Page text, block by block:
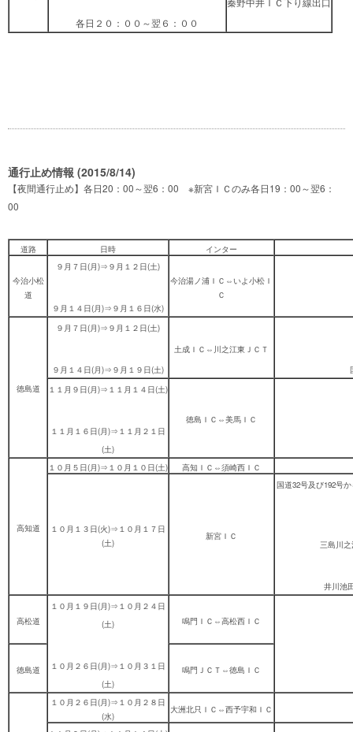
各日２０：００～翌６：００
通行止め情報 (2015/8/14)
【夜間通行止め】各日20：00～翌6：00 ※新宮ＩＣのみ各日19：00～翌6：
00
道路 日時 インター
今治小松
道
９月７日(月)⇒９月１２日(土)
９月１４日(月)⇒９月１６日(水)
今治湯ノ浦ＩＣ⇔いよ小松Ｉ
Ｃ
徳島道
９月７日(月)⇒９月１２日(土)
９月１４日(月)⇒９月１９日(土)
土成ＩＣ⇔川之江東ＪＣＴ
１１月９日(月)⇒１１月１４日(土)
１１月１６日(月)⇒１１月２１日
(土)
徳島ＩＣ⇔美馬ＩＣ
高知道
１０月５日(月)⇒１０月１０日(土) 高知ＩＣ⇔須崎西ＩＣ
１０月１３日(火)⇒１０月１７日
(土)
新宮ＩＣ
国道32号及び192号
三島川
井川池
高松道
１０月１９日(月)⇒１０月２４日
(土)
１０月２６日(月)⇒１０月３１日
(土)
鳴門ＩＣ⇔高松西ＩＣ
徳島道 鳴門ＪＣＴ⇔徳島ＩＣ
１０月２６日(月)⇒１０月２８日
(水)
大洲北只ＩＣ⇔西予宇和ＩＣ